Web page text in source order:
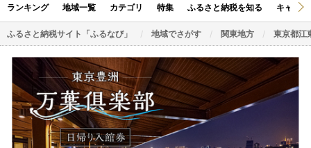
ランキング 地域一覧 カテゴリ 特集 ふるさと納税を知る キャン
ふるさと納税サイト「ふるなび」 地域でさがす 関東地方 東京都江